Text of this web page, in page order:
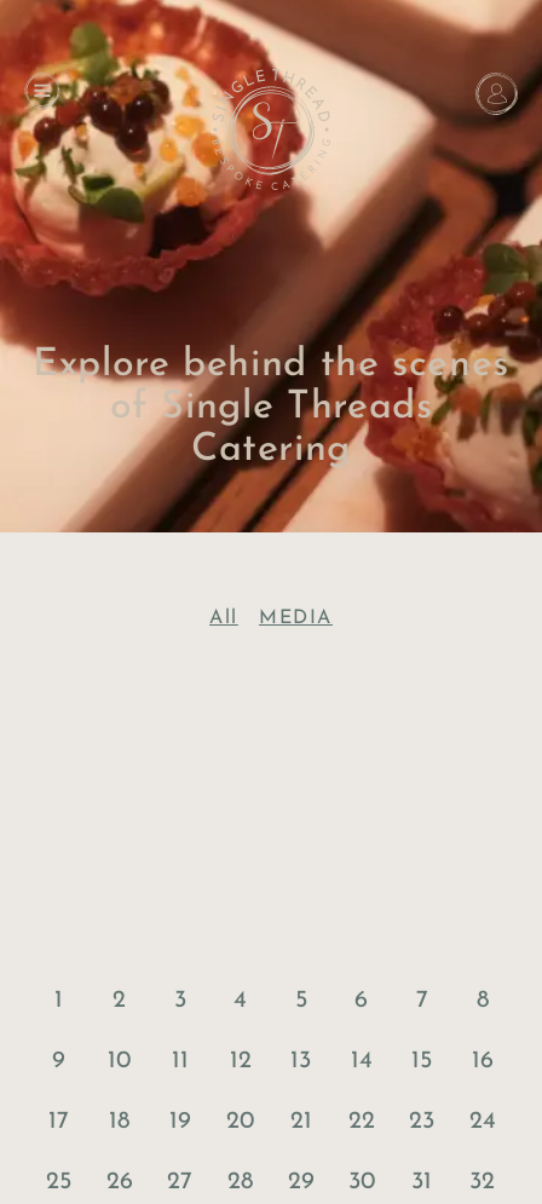
Explore behind the scenes
of Single Threads
Catering
All MEDIA
1 2 3 4 5 6 7 8
9 10 11 12 13 14 15 16
17 18 19 20 21 22 23 24
25 26 27 28 29 30 31 32